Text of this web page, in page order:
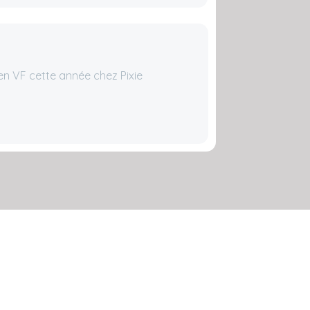
VF cette année chez Pixie